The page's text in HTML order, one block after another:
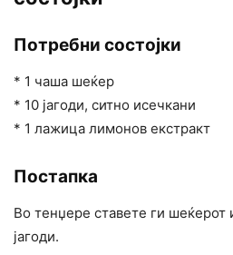
Потребни состојки
* 1 чаша шеќер
* 10 јагоди, ситно исечкани
* 1 лажица лимонов екстракт
Постапка
Во тенџере ставете ги шеќерот
јагоди.